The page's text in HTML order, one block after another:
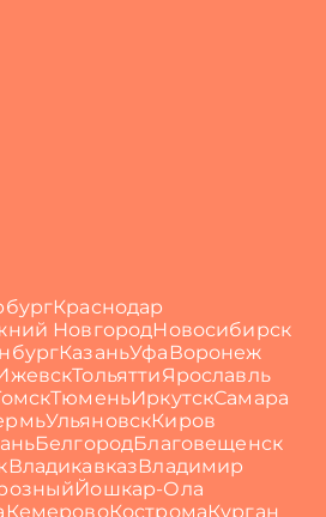
Краснодар
НовгородНовосибирск
КазаньУфа Воронеж
ТольяттиЯрославль
ТюменьИркутскСамара
УльяновскКиров
БелгородБлаговещенск
ВладикавказВладимир
Йошкар-Ола
КемеровоКостромаКурган